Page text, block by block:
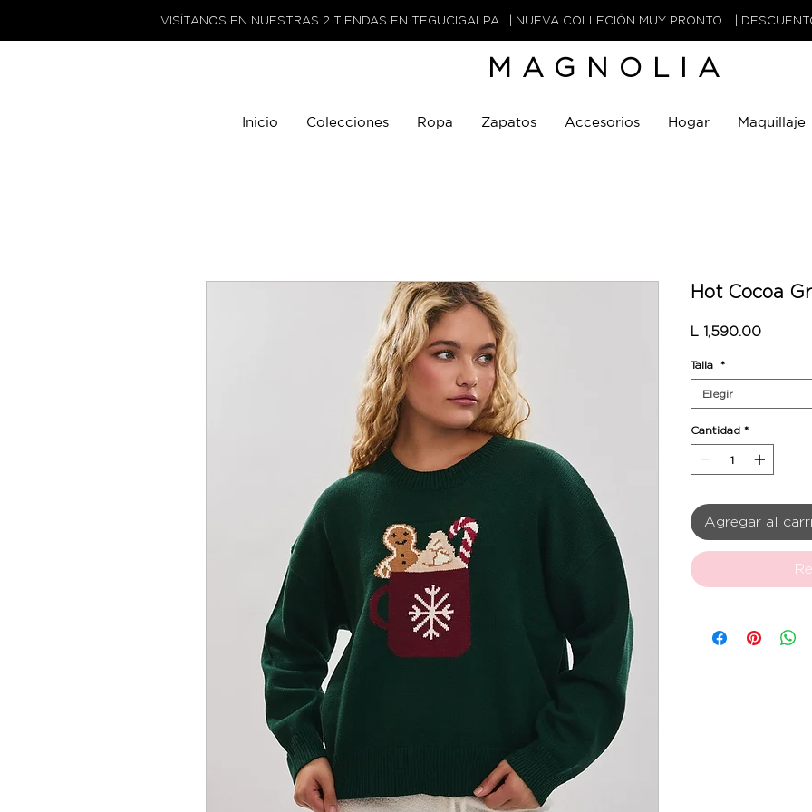
VISÍTANOS EN NUESTRAS 2 TIENDAS EN TEGUCIGALPA. | NUEVA COLLECIÓN MUY PRONTO. |
MAGNOLIA
Inicio Colecciones Ropa Zapatos Accesorios Hogar Maquillaje
Hot Cocoa
L 1,590.00Precio
Talla *
Elegir
Cantidad *
Agregar al